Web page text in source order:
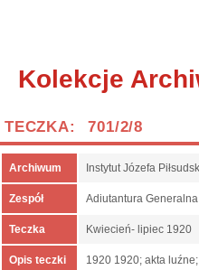
Kolekcje
TECZKA: 701/2/8
Archiwum Instytut Józefa
Zespół Adiutantura
Teczka Kwiecień- lipiec 1920
Opis teczki 1920 1920; akta